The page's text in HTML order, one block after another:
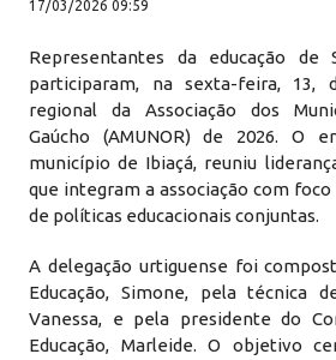
17/03/2026 09:59
Representantes da educação de
participaram, na sexta-feira, 13,
regional da Associação dos
Gaúcho (AMUNOR) de 2026. O
município de Ibiaçá, reuniu
que integram a associação com
de políticas educacionais conjuntas.
A delegação urtiguense foi
Educação, Simone, pela técnica
Vanessa, e pela presidente do
Educação, Marleide. O objetivo